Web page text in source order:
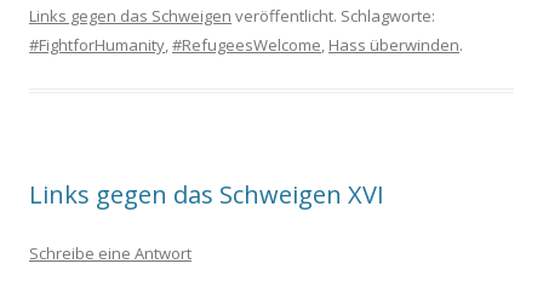
Links gegen das Schweigen veröffentlicht. Schlagworte:
#FightforHumanity,#RefugeesWelcome, Hass überwinden.
Links gegen das Schweigen XVI
Schreibe eine Antwort